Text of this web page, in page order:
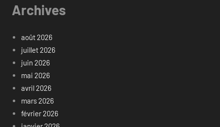
Archives
août 2026
juillet 2026
juin 2026
mai 2026
avril 2026
mars 2026
février 2026